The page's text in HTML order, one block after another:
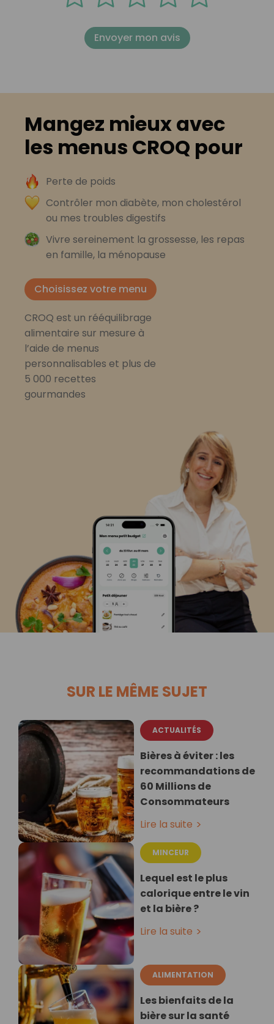
Envoyer mon avis
Mangez mieux avec
les menus CROQ pour
Perte de poids
Contrôler mon diabète, mon cholestérol
ou mes troubles digestifs
Vivre sereinement la grossesse, les repas
en famille, la ménopause
Choisissez votre menu
CROQ est un rééquilibrage
alimentaire sur mesure à
l’aide de menus
personnalisables et plus de
5 000 recettes
gourmandes
SUR LE MÊME SUJET
ACTUALITÉS
Bières à éviter : les
recommandations de
60 Millions de
Consommateurs
Lire la suite
MINCEUR
Lequel est le plus
calorique entre le vin
et la bière ?
Lire la suite
ALIMENTATION
Les bienfaits de la
bière sur la santé